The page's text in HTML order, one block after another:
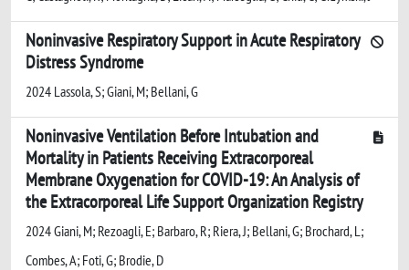
Noninvasive Respiratory Support in Acute Respiratory
Distress Syndrome
2024 Lassola, S; Giani, M; Bellani, G
Noninvasive Ventilation Before Intubation and
Mortality in Patients Receiving Extracorporeal
Membrane Oxygenation for COVID-19: An Analysis of
the Extracorporeal Life Support Organization Registry
2024 Giani, M; Rezoagli, E; Barbaro, R; Riera, J; Bellani, G; Brochard, L;
Combes, A; Foti, G; Brodie, D